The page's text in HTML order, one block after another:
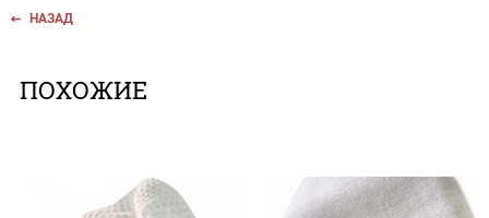
НАЗАД
ПОХОЖИЕ